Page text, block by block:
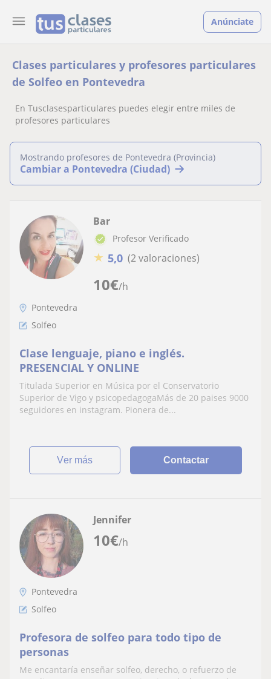
Anúnciate
Clases particulares y profesores particulares
de Solfeo en Pontevedra
En Tusclasesparticulares puedes elegir entre miles de
profesores particulares
Mostrando profesores de Pontevedra (Provincia)
Cambiar a Pontevedra (Ciudad)
10€/h
Bar
Profesor Verificado
★ 5,0 (2 valoraciones)
Pontevedra
Solfeo
Clase lenguaje, piano e inglés.
PRESENCIAL Y ONLINE
Titulada Superior en Música por el Conservatorio
Superior de Vigo y psicopedagogaMás de 20 paises 9000
seguidores en instagram. Pionera de...
ver más Contactar
10€/h
Jennifer
Pontevedra
Solfeo
Profesora de solfeo para todo tipo de
personas
Me encantaría enseñar solfeo, derecho, o refuerzo de